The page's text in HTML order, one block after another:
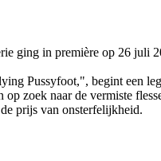
ging in première op 26 juli
Pussyfoot,", begint een
zoek naar de vermiste
prijs van onsterfelijkheid.